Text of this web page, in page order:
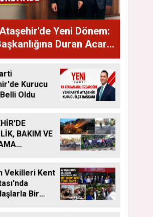
Yeni Dönem:
Duran Acar
Kurucu
Oldu
BAKIM VE
Vekilleri Kent
Bir